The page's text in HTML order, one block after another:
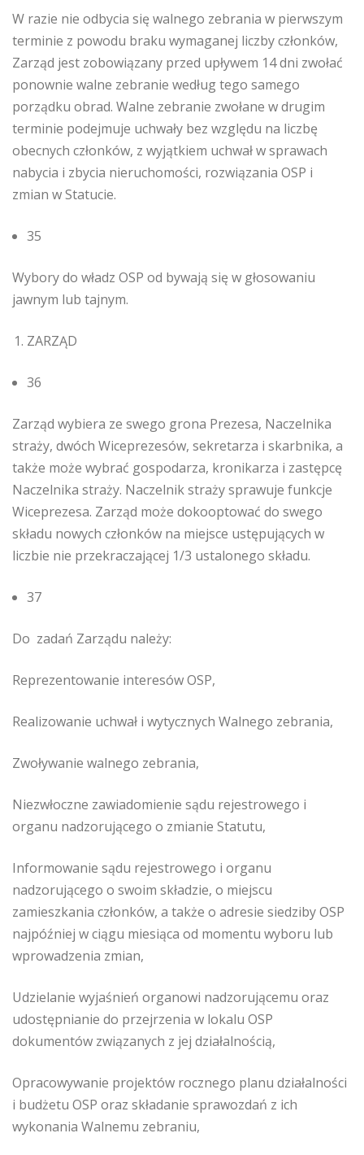
W razie nie odbycia się walnego zebrania w pierwszym
terminie z powodu braku wymaganej liczby członków,
Zarząd jest zobowiązany przed upływem 14 dni zwołać
ponownie walne zebranie według tego samego
porządku obrad. Walne zebranie zwołane w drugim
terminie podejmuje uchwały bez względu na liczbę
obecnych członków, z wyjątkiem uchwał w sprawach
nabycia i zbycia nieruchomości, rozwiązania OSP i
zmian w Statucie.
35
Wybory do władz OSP od bywają się w głosowaniu
jawnym lub tajnym.
ZARZĄD
36
Zarząd wybiera ze swego grona Prezesa, Naczelnika
straży, dwóch Wiceprezesów, sekretarza i skarbnika, a
także może wybrać gospodarza, kronikarza i zastępcę
Naczelnika straży. Naczelnik straży sprawuje funkcje
Wiceprezesa. Zarząd może dokooptować do swego
składu nowych członków na miejsce ustępujących w
liczbie nie przekraczającej 1/3 ustalonego składu.
37
Do zadań Zarządu należy:
Reprezentowanie interesów OSP,
Realizowanie uchwał i wytycznych Walnego zebrania,
Zwoływanie walnego zebrania,
Niezwłoczne zawiadomienie sądu rejestrowego i
organu nadzorującego o zmianie Statutu,
Informowanie sądu rejestrowego i organu
nadzorującego o swoim składzie, o miejscu
zamieszkania członków, a także o adresie siedziby OSP
najpóźniej w ciągu miesiąca od momentu wyboru lub
wprowadzenia zmian,
Udzielanie wyjaśnień organowi nadzorującemu oraz
udostępnianie do przejrzenia w lokalu OSP
dokumentów związanych z jej działalnością,
Opracowywanie projektów rocznego planu działalności
i budżetu OSP oraz składanie sprawozdań z ich
wykonania Walnemu zebraniu,